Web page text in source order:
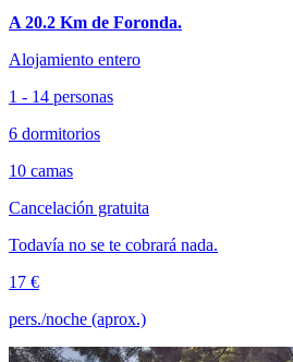
A 20.2 Km de Foronda.
Alojamiento entero
1 - 14 personas
6 dormitorios
10 camas
Cancelación gratuita
Todavía no se te cobrará nada.
17 €
pers./noche (aprox.)